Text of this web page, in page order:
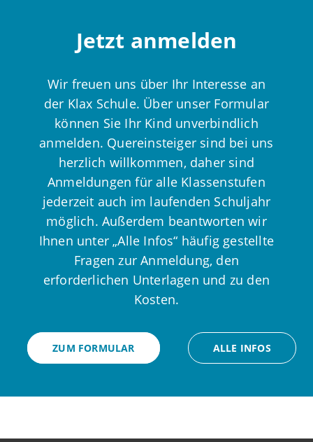
Jetzt anmelden
Wir freuen uns über Ihr Interesse an
der Klax Schule. Über unser Formular
können Sie Ihr Kind unverbindlich
anmelden. Quereinsteiger sind bei uns
herzlich willkommen, daher sind
Anmeldungen für alle Klassenstufen
jederzeit auch im laufenden Schuljahr
möglich. Außerdem beantworten wir
Ihnen unter „Alle Infos“ häufig gestellte
Fragen zur Anmeldung, den
erforderlichen Unterlagen und zu den
Kosten.
ZUM FORMULAR ALLE INFOS